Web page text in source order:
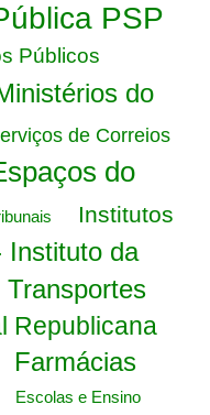
PSP
Públicos
do
de Correios
do
Institutos
Instituto da
Transportes
Republicana
Farmácias
Escolas e Ensino